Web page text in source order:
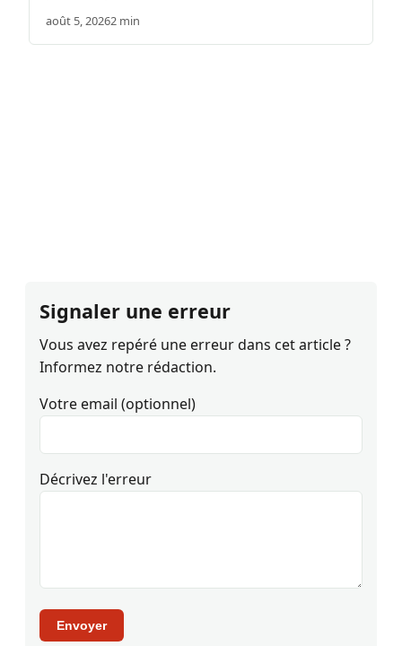
août 5, 20262 min
Signaler une erreur
Vous avez repéré une erreur dans cet article ?
Informez notre rédaction.
Votre email (optionnel)
Décrivez l'erreur
Envoyer